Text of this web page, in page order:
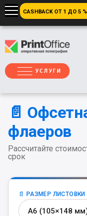
CASHBACK ОТ 1 ДО 5 %
УСЛУГИ
📄
флаеров
Рассчитайте
срок
📄 РАЗМЕР ЛИСТОВКИ
А6 (105×148